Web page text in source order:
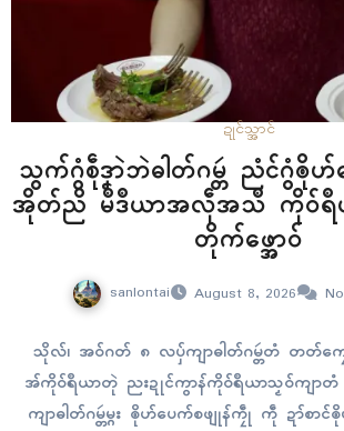
ဍုၚ်သ္အာၚ်
သွက်ဂွံစဵုဒၞာဲဘဲဓါတ်ဂမ္တဴ ညံၚ်ဂွံၜို
အိုတ်ညိ မဳဒဳယာအလဵုအသဳ ကိုဝ်ရဳ
တိုက်ဖ္အောဝ်
sanlontai August 8, 2026
သိုလ်၊ အဝ်ဂတ် ၈ လပှ်ကျာဓါတ်ဂမ္တဴတံ တတ်ကၠ
အ်ကိုဝ်ရဳယာတုဲ ညးဍုၚ်ကွာန်ကိုဝ်ရဳယာသၟဝ်ကျာ
ကျာဓါတ်ဂမ္တဴမ္ဂး ၜိုဟ်ပေက်စဖျုန်ကၠဵု ကဵု ဍာ်စ